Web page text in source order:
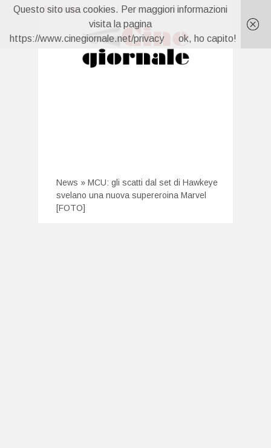
Breaking:
Oceania Live Action, la recensione in anteprima: cosa cambia dal classico Disney e perché vi farà commuovere
Forbidden Fruit 4, anticipazioni 10 agosto: Feride sorprende Yildiz con Hasan Ali
Far Away, anticipazioni 10 agosto: Nare vuole divorziare, Kaya fugge dalla villa
Un Posto al Sole, anticipazioni 7 agosto: Clara scopre tutto
News » MCU: gli scatti dal set di Hawkeye
svelano una nuova supereroina Marvel
[FOTO]
Questo sito usa cookies. Per maggiori informazioni
visita la pagina
https://www.cinegiornale.net/privacy
ok, ho capito!